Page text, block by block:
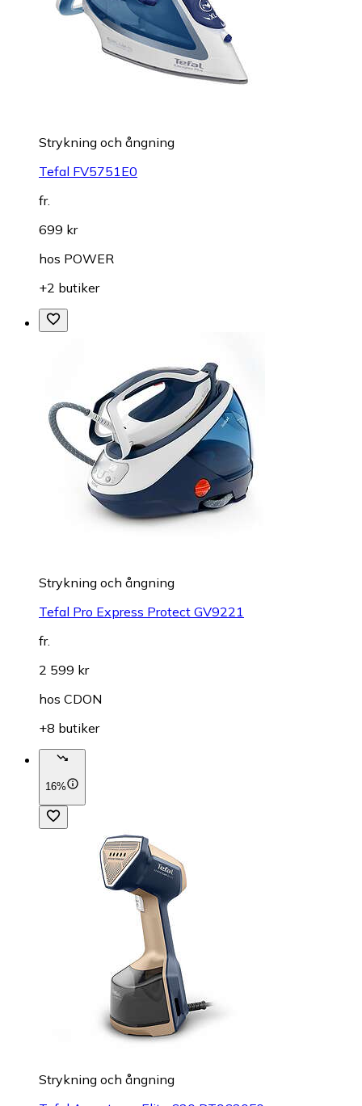
Strykning och ångning
Tefal FV5751E0
fr.
699 kr
hos POWER
+2 butiker
Strykning och ångning
Tefal Pro Express Protect GV9221
fr.
2 599 kr
hos CDON
+8 butiker
16%
Strykning och ångning